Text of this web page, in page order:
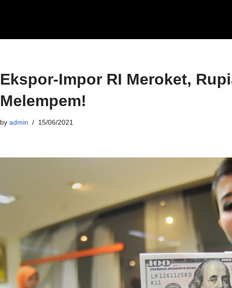
Ekspor-Impor RI Meroket,
Melempem!
by admin 15/06/2021